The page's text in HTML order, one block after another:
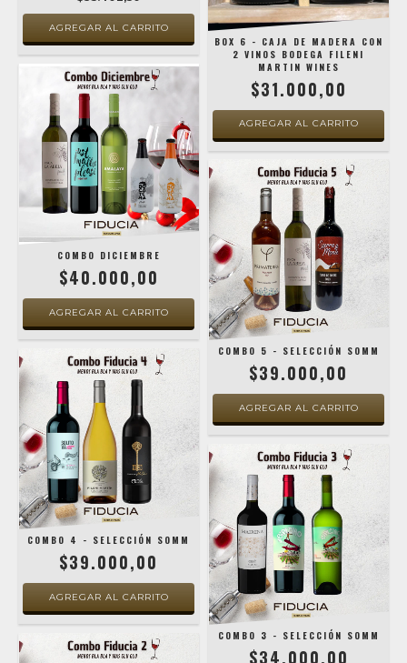
BOX 6 - CAJA DE MADERA CON
2 VINOS BODEGA FILENI
MARTIN WINES
$31.000,00
COMBO DICIEMBRE
$40.000,00
COMBO 5 - SELECCIÓN SOMM
$39.000,00
COMBO 4 - SELECCIÓN SOMM
$39.000,00
COMBO 3 - SELECCIÓN SOMM
$34.000,00